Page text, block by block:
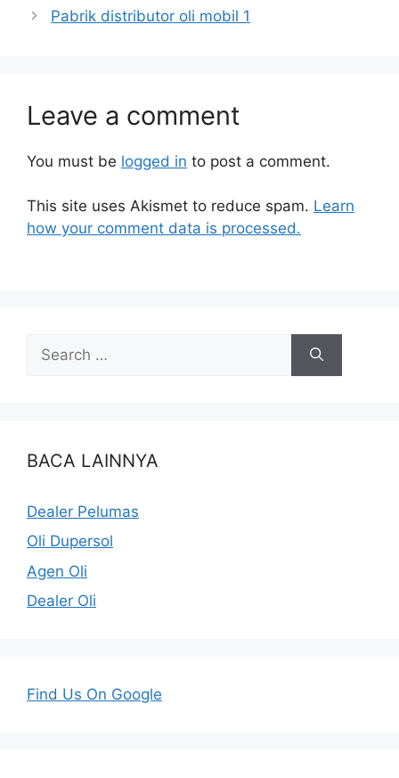
Pabrik distributor oli mobil 1
Leave a comment
You must be logged in to post a comment.
This site uses Akismet to reduce spam. Learn
how your comment data is processed.
BACA LAINNYA
Dealer Pelumas
Oli Dupersol
Agen Oli
Dealer Oli
Find Us On Google